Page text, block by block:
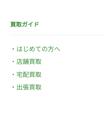
買取ガイド
はじめての方へ
店舗買取
宅配買取
出張買取